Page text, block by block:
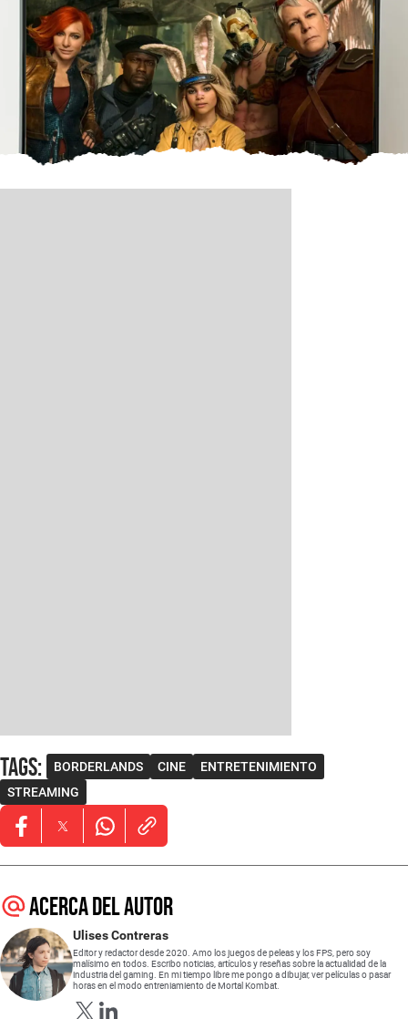
Tags: BORDERLANDS CINE
ENTRETENIMIENTO
STREAMING
Opens in new window
Opens in new window
Opens in new window
Acerca del autor
Ulises Contreras
Editor y redactor desde 2020. Amo los juegos de peleas y los FPS, pero soy
malísimo en todos. Escribo noticias, artículos y reseñas sobre la actualidad de la
industria del gaming. En mi tiempo libre me pongo a dibujar, ver películas o pasar
horas en el modo entreniamiento de Mortal Kombat.